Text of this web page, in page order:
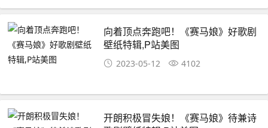
向着顶点奔跑吧！《赛马娘》好歌剧
壁纸特辑,P站美图
2023-05-12 4102
开朗积极冒失娘！《赛马娘》待兼诗